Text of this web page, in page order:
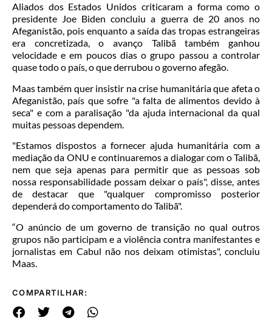
Aliados dos Estados Unidos criticaram a forma como o
presidente Joe Biden concluiu a guerra de 20 anos no
Afeganistão, pois enquanto a saída das tropas estrangeiras
era concretizada, o avanço Talibã também ganhou
velocidade e em poucos dias o grupo passou a controlar
quase todo o país, o que derrubou o governo afegão.
Maas também quer insistir na crise humanitária que afeta o
Afeganistão, país que sofre "a falta de alimentos devido à
seca" e com a paralisação "da ajuda internacional da qual
muitas pessoas dependem.
"Estamos dispostos a fornecer ajuda humanitária com a
mediação da ONU e continuaremos a dialogar com o Talibã,
nem que seja apenas para permitir que as pessoas sob
nossa responsabilidade possam deixar o país", disse, antes
de destacar que "qualquer compromisso posterior
dependerá do comportamento do Talibã".
“O anúncio de um governo de transição no qual outros
grupos não participam e a violência contra manifestantes e
jornalistas em Cabul não nos deixam otimistas", concluiu
Maas.
COMPARTILHAR: